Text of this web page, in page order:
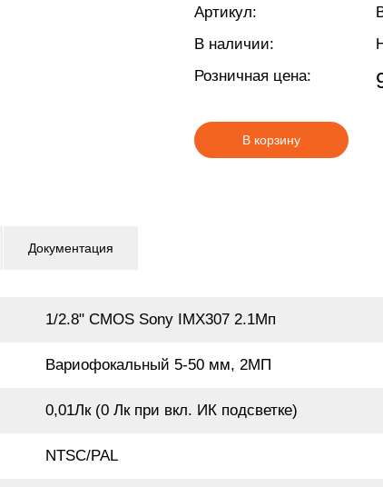
Артикул:
В наличии:
Розничная цена:
В корзину
Документация
1/2.8" CMOS Sony IMX307 2.1Мп
Вариофокальный 5-50 мм, 2МП
0,01Лк (0 Лк при вкл. ИК подсветке)
NTSC/PAL